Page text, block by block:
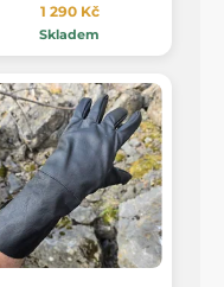
1 290 Kč
Skladem